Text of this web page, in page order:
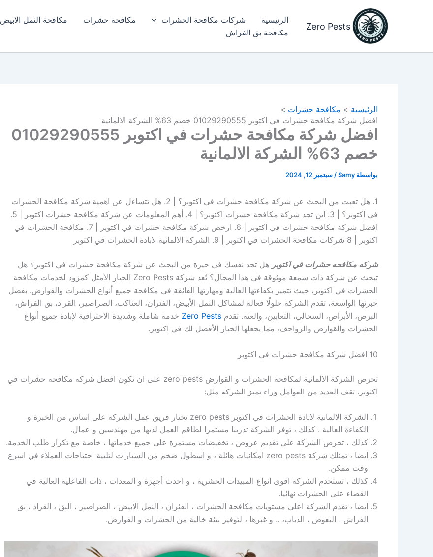
Zero Pests
الرئيسية شركات مكافحة الحشرات مكافحة حشرات مكافحة النمل الابيض​
مكافحة بق الفراش​
الرئيسية
مكافحة حشرات
افضل شركة مكافحة حشرات في اكتوبر 01029290555 خصم 63% الشركة الالمانية
افضل شركة مكافحة حشرات في اكتوبر 01029290555
خصم 63% الشركة الالمانية
بواسطة Samy
/ سبتمبر 12, 2024
1. هل تعبت من البحث عن شركة مكافحة حشرات في اكتوبر؟ | 2. هل تتساءل عن اهمية شركة مكافحة الحشرات
في اكتوبر؟ | 3. اين تجد شركة مكافحة حشرات اكتوبر؟ | 4. أهم المعلومات عن شركة مكافحة حشرات اكتوبر | 5.
افضل شركة مكافحة حشرات في اكتوبر | 6. ارخص شركة مكافحة حشرات في اكتوبر | 7. مكافحة الحشرات في
اكتوبر | 8 شركات مكافحة الحشرات في اكتوبر | 9. الشركة الالمانية لابادة الحشرات في اكتوبر
شركه مكافحه حشرات في اكتوبر هل تجد نفسك في حيرة من البحث عن شركة مكافحة حشرات في اكتوبر؟ هل
تبحث عن شركة ذات سمعة موثوقة في هذا المجال؟ تُعد شركة Zero Pests الخيار الأمثل كمزود لخدمات مكافحة
الحشرات في اكتوبر، حيث تتميز بكفاءتها العالية ومهارتها الفائقة في مكافحة جميع أنواع الحشرات والقوارض. بفضل
خبرتها الواسعة، تقدم الشركة حلولًا فعالة لمشاكل النمل الأبيض، الفئران، العناكب، الصراصير، القراد، بق الفراش،
البرص، الأبراص، السحالي، الثعابين، والعتة. تقدم Zero Pests خدمة شاملة وشديدة الاحترافية لإبادة جميع أنواع
الحشرات والقوارض والزواحف، مما يجعلها الخيار الأفضل لك في اكتوبر.
10 افضل شركة مكافحة حشرات في اكتوبر
تحرص الشركة الالمانية لمكافحة الحشرات و القوارض zero pests على ان تكون افضل شركه مكافحه حشرات في
اكتوبر. تقف العديد من العوامل وراء تميز الشركة مثل:
الشركة الالمانية لابادة الحشرات في اكتوبر zero pests تختار فريق عمل الشركة على اساس من الخبرة و
الكفاءة العالية . كذلك ، توفر الشركة تدريبا مستمرا لطاقم العمل لديها من مهندسين و عمال.
كذلك ، تحرص الشركة على تقديم عروض ، تخفيضات مستمرة على جميع خدماتها ، خاصة مع تكرار طلب الخدمة.
ايضا ، تمتلك شركة zero pests امكانيات هائلة ، و اسطول ضخم من السيارات لتلبية احتياجات العملاء في اسرع
وقت ممكن.
كذلك ، تستخدم الشركة اقوى انواع المبيدات الحشرية ، و احدث أجهزة و المعدات ، ذات الفاعلية العالية في
القضاء على الحشرات نهائيا.
ايضا ، تقدم الشركة اعلى مستويات مكافحة الحشرات ، الفئران ، النمل الابيض ، الصراصير ، البق ، القراد ، بق
الفراش ، البعوض ، الذباب، .. و غيرها ، لتوفير بيئة خالية من الحشرات و القوارض.